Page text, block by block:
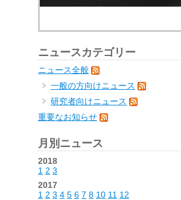
ニュースカテゴリー
ニュース全般
一般の方向けニュース
研究者向けニュース
重要なお知らせ
月別ニュース
2018
1 2 3
2017
1 2 3 4 5 6 7 8 10 11 12